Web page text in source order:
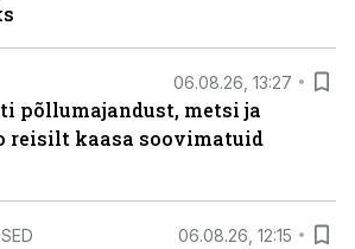
06.08.26, 13:27
põllumajandust, metsi ja
reisilt kaasa soovimatuid
06.08.26, 12:15